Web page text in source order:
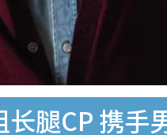
腿CP 携手